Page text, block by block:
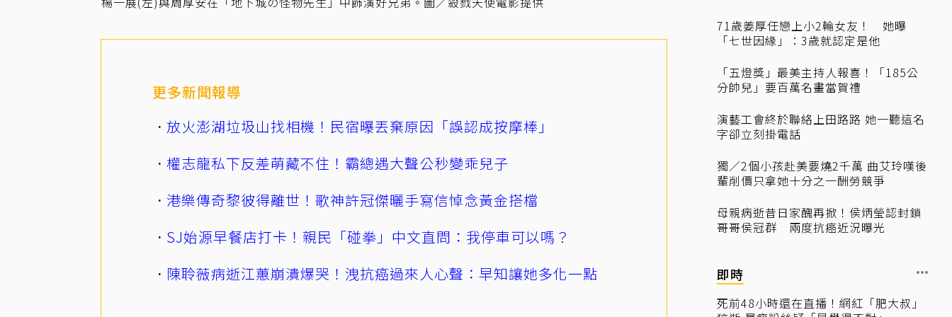
更多新聞報導
放火澎湖垃圾山找相機！民宿曝丟棄原因「誤認成按摩棒」
權志龍私下反差萌藏不住！霸總遇大聲公秒變乖兒子
港樂傳奇黎彼得離世！歌神許冠傑曬手寫信悼念黃金搭檔
SJ始源早餐店打卡！親民「碰拳」中文直問：我停車可以嗎？
陳聆薇病逝江蕙崩潰爆哭！洩抗癌過來人心聲：早知讓她多化一點
71歲姜厚任戀上小2輪女友！ 她曝
「七世因緣」：3歲就認定是他
「五燈獎」最美主持人報喜！「185公
分帥兒」要百萬名畫當賀禮
演藝工會終於聯絡上田路路 她一聽這名
字卻立刻掛電話
獨／2個小孩赴美要燒2千萬 曲艾玲嘆後
輩削價只拿她十分之一酬勞競爭
母親病逝昔日家醜再掀！侯炳瑩認封鎖
哥哥侯冠群 兩度抗癌近況曝光
即時
死前48小時還在直播！網紅「肥大叔」